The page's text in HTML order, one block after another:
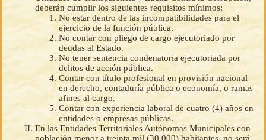
deberán cumplir los siguientes requisitos mínimos:
No estar dentro de las incompatibilidades para el
ejercicio de la función pública.
No contar con pliego de cargo ejecutoriado por
deudas al Estado.
No tener sentencia condenatoria ejecutoriada por
delitos de acción pública.
Contar con título profesional en provisión nacional
en derecho, contaduría pública o economía, o ramas
afines al cargo.
Contar con experiencia laboral de cuatro (4) años en
entidades o empresas públicas.
En las Entidades Territoriales Autónomas Municipales con
población menor a treinta mil (30.000) habitantes, no será